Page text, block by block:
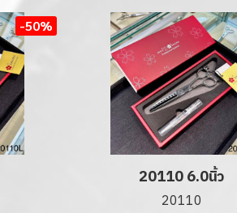
-50%
20110 6.0นิ้ว
20110